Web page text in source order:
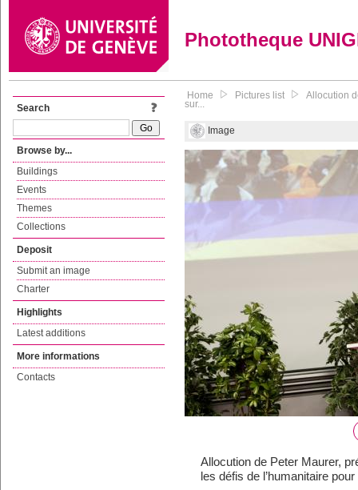
Phototheque
Search
Browse by...
Buildings
Events
Themes
Collections
Deposit
Submit an image
Charter
Highlights
Latest additions
More informations
Contacts
Home Pictures list Allocution
sur...
Image
Allocution de Peter Maurer,
les défis de l’humanitaire